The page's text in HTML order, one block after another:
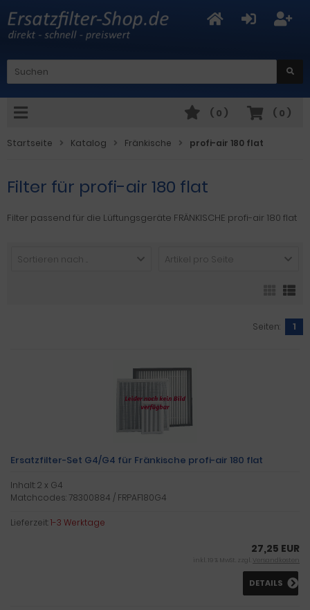
( 0 )
( 0 )
Startseite Katalog Fränkische profi-air 180 flat
Filter für profi-air 180 flat
Filter passend für die Lüftungsgeräte FRÄNKISCHE profi-air 180 flat
Sortieren nach ... Artikel pro Seite
Seiten: 1
Ersatzfilter-Set G4/G4 für Fränkische profi-air 180 flat
Inhalt: 2 x G4
Matchcodes: 78300884 / FRPAF180G4
Lieferzeit:1-3 Werktage
27,25 EUR
inkl. 19 % MwSt. zzgl. Versandkosten
DETAILS